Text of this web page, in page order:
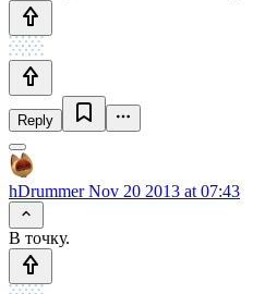
Reply
hDrummerNov 20 2013 at 07:43
В точку.